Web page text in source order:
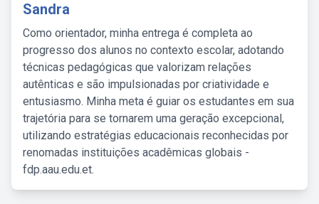
Sandra
Como orientador, minha entrega é completa ao
progresso dos alunos no contexto escolar, adotando
técnicas pedagógicas que valorizam relações
autênticas e são impulsionadas por criatividade e
entusiasmo. Minha meta é guiar os estudantes em sua
trajetória para se tornarem uma geração excepcional,
utilizando estratégias educacionais reconhecidas por
renomadas instituições acadêmicas globais -
fdp.aau.edu.et.